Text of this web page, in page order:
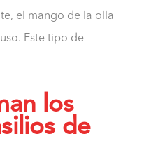
el mango de la olla
Este tipo de
los
de